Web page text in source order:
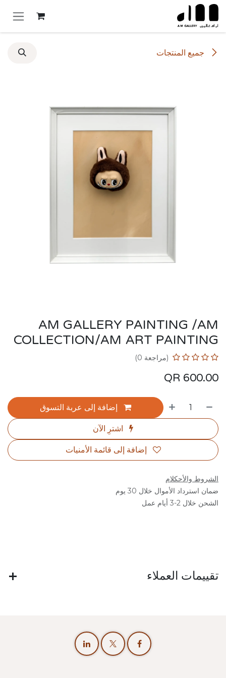
تخطي للذهاب إلى المحتوى
جميع المنتجات
AM GALLERY PAINTING /AM
COLLECTION/AM ART PAINTING
(مراجعة 0)
600.00
إضافة إلى عربة التسوق
اشترِ الآن
إضافة إلى قائمة الأمنيات
الشروط والأحكلام
ضمان استرداد الأموال خلال 30 يوم
الشحن خلال 2-3 أيام عمل
تقييمات العملاء